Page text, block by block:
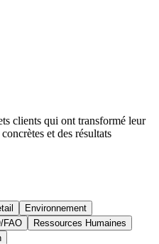
clients qui ont transformé leur
et des résultats
Environnement
FAO
Ressources Humaines